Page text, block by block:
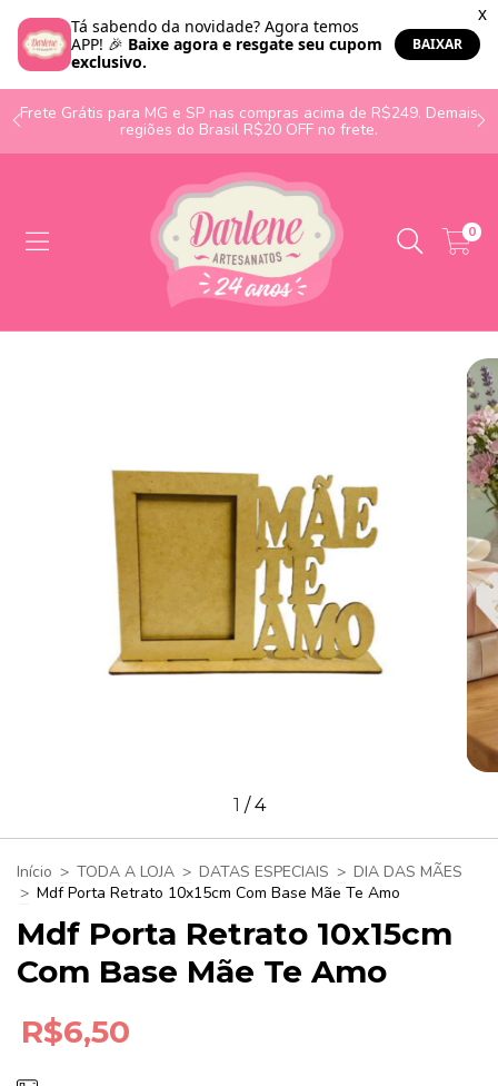
Frete Grátis para MG e SP nas compras acima de R$249. Demais
regiões do Brasil R$20 OFF no frete.
0
1 /4
Início > TODA A LOJA > DATAS ESPECIAIS > DIA DAS MÃES
> Mdf Porta Retrato 10x15cm Com Base Mãe Te Amo
Mdf Porta Retrato 10x15cm
Com Base Mãe Te Amo
R$6,50